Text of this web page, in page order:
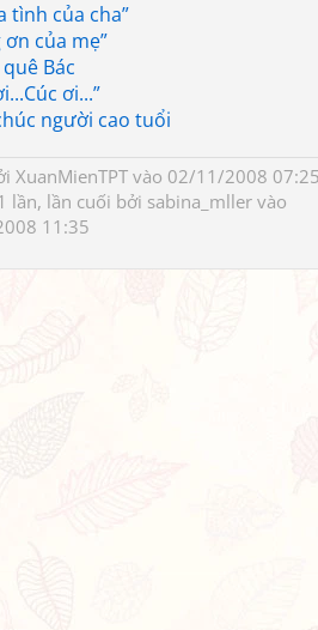
tình của cha”
ơn của mẹ”
Bác
ơi...”
người cao tuổi
XuanMienTPT vào 02/11/2008
lần, lần cuối bởi sabina_mller vào
11:35